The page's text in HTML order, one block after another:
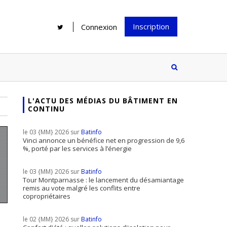
Connexion Inscription
idée mais...
Le print sous toutes ses formes a-t-
il encore sa place dans un monde
Rénover une salle de bains : gagner
supports
inscrire
à notre
?
L'ACTU DES MÉDIAS DU BÂTIMENT EN
CONTINU
le 03 {MM} 2026 surBatinfo
Vinci annonce un bénéfice net en progression de 9,6
%, porté par les services à l’énergie
le 03 {MM} 2026 surBatinfo
Tour Montparnasse : le lancement du désamiantage
remis au vote malgré les conflits entre
copropriétaires
le 02 {MM} 2026 surBatinfo